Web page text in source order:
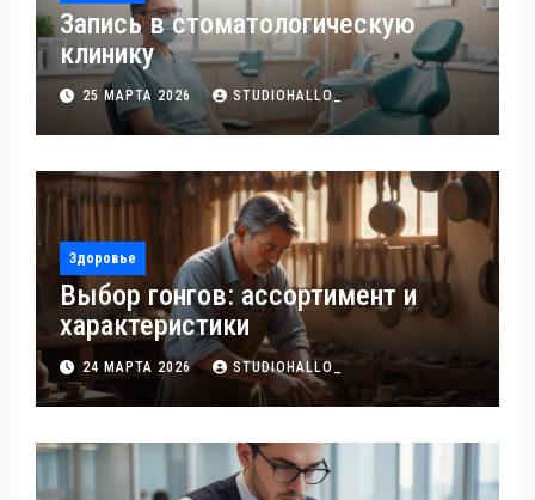
Запись в стоматологическую
клинику
25 МАРТА 2026 STUDIOHALLO_
Здоровье
Выбор гонгов: ассортимент и
характеристики
24 МАРТА 2026 STUDIOHALLO_